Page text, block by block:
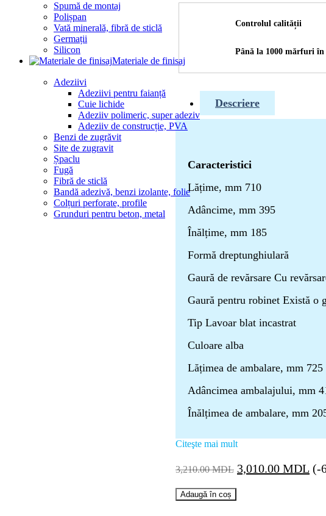
Spumă de montaj
Polișpan
Vată minerală, fibră de sticlă
Germații
Silicon
Materiale de finisaj
Adeziivi
Adeziivi pentru faianță
Cuie lichide
Adeziiv polimeric, super adeziv
Adeziiv de construcție, PVA
Benzi de zugrăvit
Site de zugravit
Șpaclu
Fugă
Fibră de sticlă
Bandă adezivă, benzi izolante, folie
Colțuri perforate, profile
Grunduri pentru beton, metal
Controlul calității
Până la 1000 mărfuri în
Descriere
Caracteristici
Lățime, mm 710
Adâncime, mm 395
Înălțime, mm 185
Formă dreptunghiulară
Gaură de revărsare Cu
Gaură pentru robinet Există o
Tip Lavoar blat incastrat
Culoare alba
Lățimea de ambalare, mm 725
Adâncimea ambalajului, mm
Înălțimea de ambalare, mm
Citeşte mai mult
3,210.00MDL Prețul
3,010.00 MDL (-
Cantitate
Lavoar
Adaugă în coș